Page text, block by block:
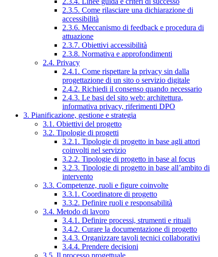
2.3.5. Come rilasciare una dichiarazione di
accessibilità
2.3.6. Meccanismo di feedback e procedura di
attuazione
2.3.7. Obiettivi accessibilità
2.3.8. Normativa e approfondimenti
2.4. Privacy
2.4.1. Come rispettare la privacy sin dalla
progettazione di un sito o servizio digitale
2.4.2. Richiedi il consenso quando necessario
2.4.3. Le basi del sito web: architettura,
informativa privacy, riferimenti DPO
3. Pianificazione, gestione e strategia
3.1. Obiettivi del progetto
3.2. Tipologie di progetti
3.2.1. Tipologie di progetto in base agli attori
coinvolti nel servizio
3.2.2. Tipologie di progetto in base al focus
3.2.3. Tipologie di progetto in base all’ambito di
intervento
3.3. Competenze, ruoli e figure coinvolte
3.3.1. Coordinatore di progetto
3.3.2. Definire ruoli e responsabilità
3.4. Metodo di lavoro
3.4.1. Definire processi, strumenti e rituali
3.4.2. Curare la documentazione di progetto
3.4.3. Organizzare tavoli tecnici collaborativi
3.4.4. Prendere decisioni
3.5. Il processo progettuale